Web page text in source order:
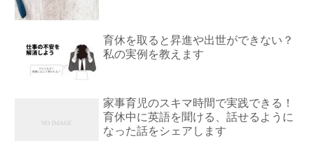
育休を取ると昇進や出世ができない？
私の実例を教えます
家事育児のスキマ時間で実践できる！
育休中に英語を聞ける、話せるように
なった話をシェアします